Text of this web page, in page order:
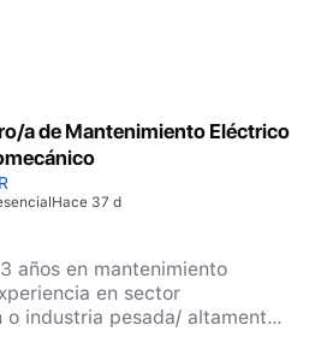
a de Mantenimiento Eléctrico
Hace 37 d
años en mantenimiento
industria pesada/ altamente